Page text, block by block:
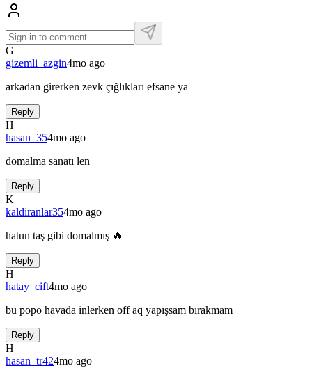
G
gizemli_azgin4mo ago
arkadan girerken zevk çığlıkları efsane ya
Reply
H
hasan_354mo ago
domalma sanatı len
Reply
K
kaldiranlar354mo ago
hatun taş gibi domalmış 🔥
Reply
H
hatay_cift4mo ago
bu popo havada inlerken off aq yapışsam bırakmam
Reply
H
hasan_tr424mo ago